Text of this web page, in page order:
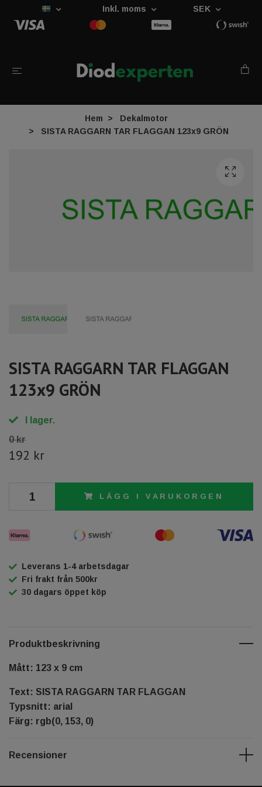
Inkl. moms SEK
Hem
Dekalmotor
SISTA RAGGARN TAR FLAGGAN 123x9 GRÖN
SISTA RAGGARN TAR FLAGGAN
123x9 GRÖN
I lager.
0 kr
192 kr
LÄGG I VARUKORGEN
Leverans 1-4 arbetsdagar
Fri frakt från 500kr
30 dagars öppet köp
Produktbeskrivning
Mått: 123 x 9 cm
Text: SISTA RAGGARN TAR FLAGGAN
Typsnitt: arial
Färg: rgb(0, 153, 0)
Recensioner